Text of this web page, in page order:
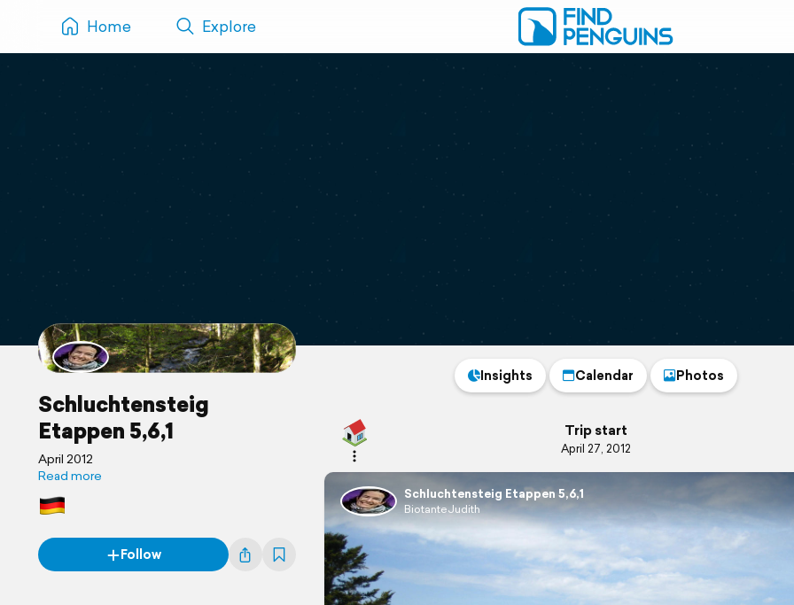
Home Explore
Schluchtensteig
Etappen 5,6,1
April 2012
Read more
Follow
Insights Calendar Photos
Trip start
April 27, 2012
Schluchtensteig Etappen 5,6,1
BiotanteJudith